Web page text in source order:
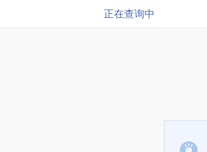
正在查询中